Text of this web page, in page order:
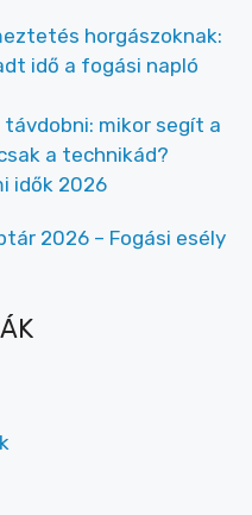
horgászoknak:
idő a fogási napló
távdobni: mikor segít a
a technikád?
idők 2026
2026 – Fogási esély